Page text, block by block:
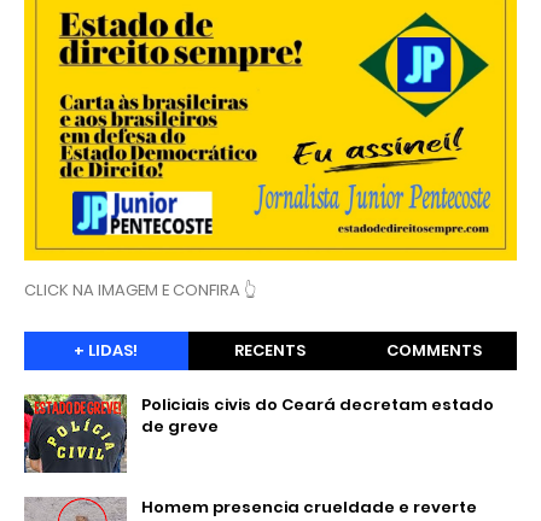
CLICK NA IMAGEM E CONFIRA 👆
+ LIDAS! RECENTS COMMENTS
Policiais civis do Ceará decretam estado
de greve
Homem presencia crueldade e reverte